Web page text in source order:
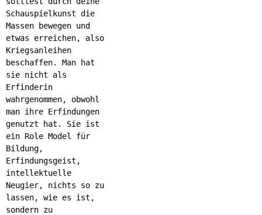
Schauspielkunst die
Massen bewegen und
etwas erreichen, also
Kriegsanleihen
beschaffen. Man hat
sie nicht als
Erfinderin
wahrgenommen, obwohl
man ihre Erfindungen
genutzt hat. Sie ist
ein Role Model für
Bildung,
Erfindungsgeist,
intellektuelle
Neugier, nichts so zu
lassen, wie es ist,
sondern zu